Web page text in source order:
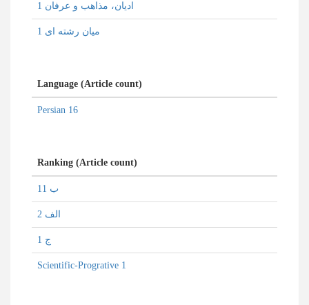
ادیان، مذاهب و عرفان 1
میان رشته ای 1
Language (Article count)
Persian 16
Ranking (Article count)
ب 11
الف 2
ج 1
Scientific-Progrative 1